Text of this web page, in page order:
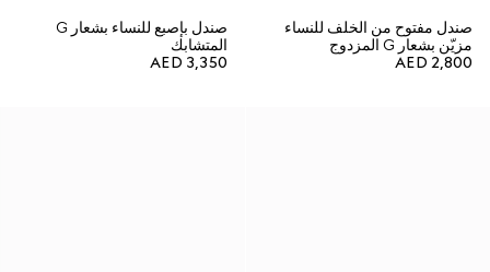
صندل مفتوح من الخلف للنساء
مزيّن بشعار G المزدوج
AED 2,800
صندل بإصبع للنساء بشعار G
المتشابك
AED 3,350